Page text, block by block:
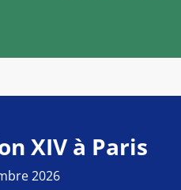
XIV à Paris
2026